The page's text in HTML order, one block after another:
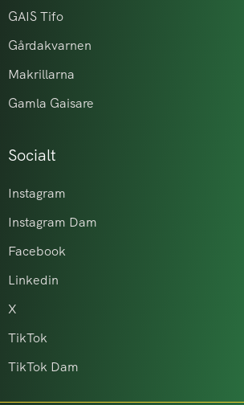
GAIS Tifo
Gårdakvarnen
Makrillarna
Gamla Gaisare
Socialt
Instagram
Instagram Dam
Facebook
Linkedin
X
TikTok
TikTok Dam